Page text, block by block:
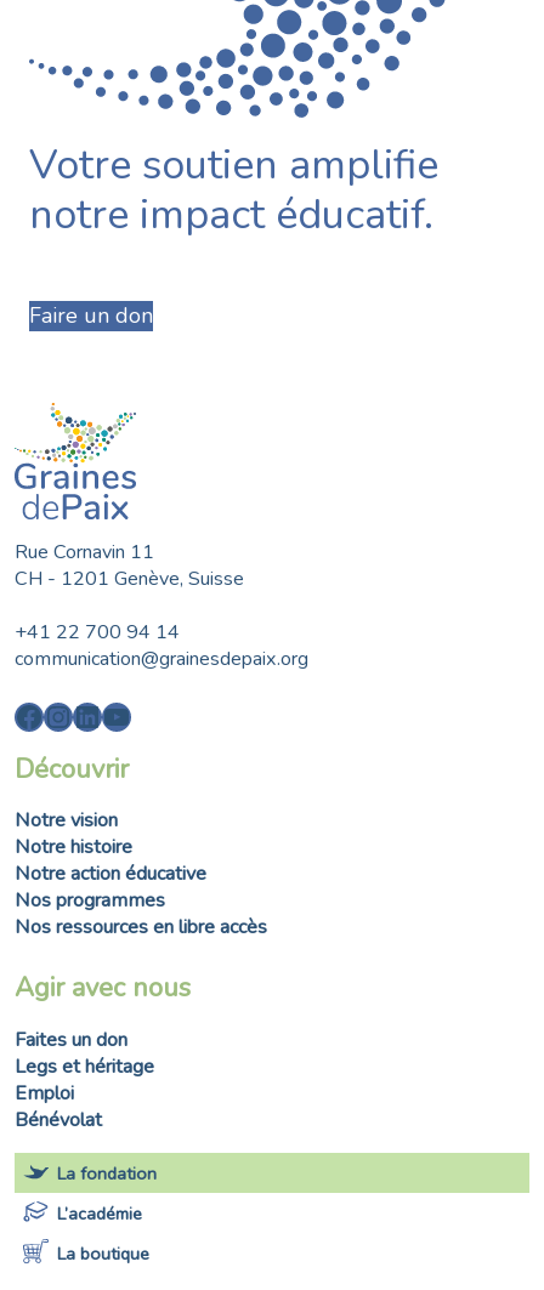
Votre soutien amplifie
notre impact éducatif.
Faire un don
Rue Cornavin 11
CH - 1201 Genève, Suisse
+41 22 700 94 14
communication@grainesdepaix.org
Facebook
Instagram
LinkedIn
YouTube
Découvrir
Notre vision
Notre histoire
Notre action éducative
Nos programmes
Nos ressources en libre accès
Agir avec nous
Faites un don
Legs et héritage
Emploi
Bénévolat
La fondation
L’académie
La boutique